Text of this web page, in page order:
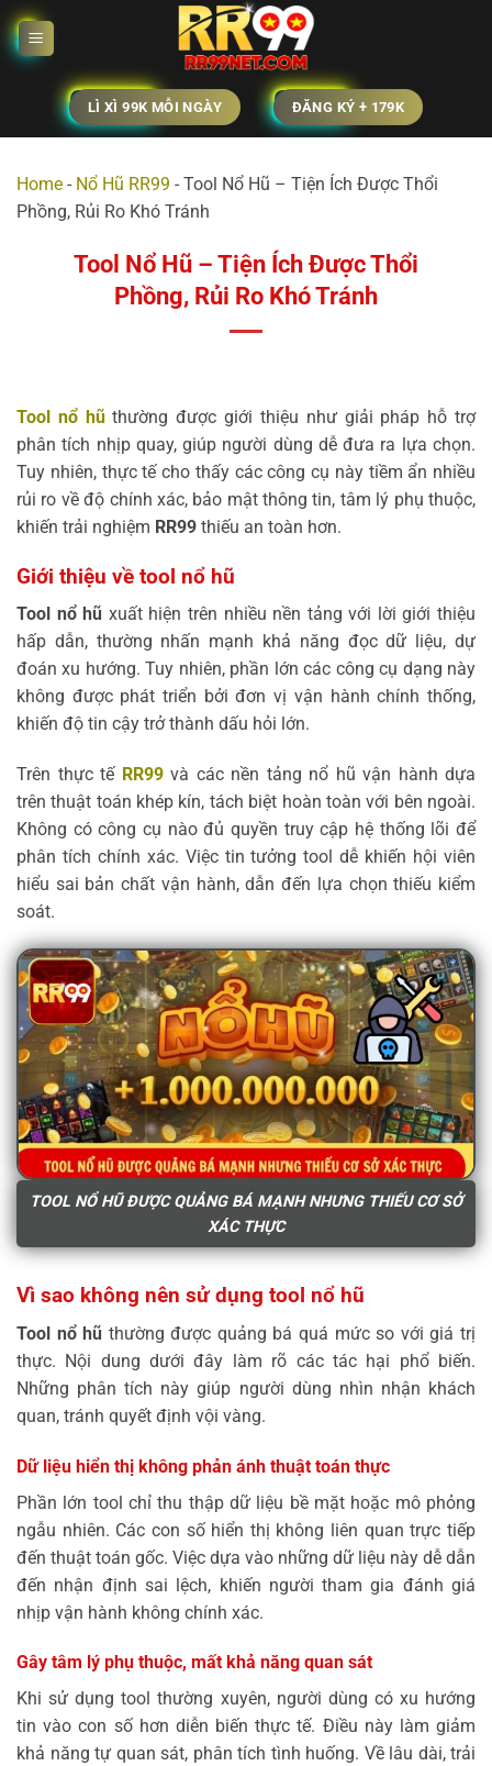
Bỏ
qua
nội
LÌ XÌ 99K MỖI NGÀY ĐĂNG KÝ + 179K
Home - Nổ Hũ RR99 - Tool Nổ Hũ – Tiện Ích Được Thổi
Phồng, Rủi Ro Khó Tránh
Tool Nổ Hũ – Tiện Ích Được Thổi
Phồng, Rủi Ro Khó Tránh
Tool nổ hũthường được giới thiệu như giải pháp hỗ trợ
phân tích nhịp quay, giúp người dùng dễ đưa ra lựa chọn.
Tuy nhiên, thực tế cho thấy các công cụ này tiềm ẩn nhiều
rủi ro về độ chính xác, bảo mật thông tin, tâm lý phụ thuộc,
khiến trải nghiệm RR99 thiếu an toàn hơn.
Giới thiệu về tool nổ hũ
Tool nổ hũ xuất hiện trên nhiều nền tảng với lời giới thiệu
hấp dẫn, thường nhấn mạnh khả năng đọc dữ liệu, dự
đoán xu hướng. Tuy nhiên, phần lớn các công cụ dạng này
không được phát triển bởi đơn vị vận hành chính thống,
khiến độ tin cậy trở thành dấu hỏi lớn.
Trên thực tế RR99 và các nền tảng nổ hũ vận hành dựa
trên thuật toán khép kín, tách biệt hoàn toàn với bên ngoài.
Không có công cụ nào đủ quyền truy cập hệ thống lõi để
phân tích chính xác. Việc tin tưởng tool dễ khiến hội viên
hiểu sai bản chất vận hành, dẫn đến lựa chọn thiếu kiểm
soát.
TOOL NỔ HŨ ĐƯỢC QUẢNG BÁ MẠNH NHƯNG THIẾU CƠ SỞ
XÁC THỰC
Vì sao không nên sử dụng tool nổ hũ
Tool nổ hũ thường được quảng bá quá mức so với giá trị
thực. Nội dung dưới đây làm rõ các tác hại phổ biến.
Những phân tích này giúp người dùng nhìn nhận khách
quan, tránh quyết định vội vàng.
Dữ liệu hiển thị không phản ánh thuật toán thực
Phần lớn tool chỉ thu thập dữ liệu bề mặt hoặc mô phỏng
ngẫu nhiên. Các con số hiển thị không liên quan trực tiếp
đến thuật toán gốc. Việc dựa vào những dữ liệu này dễ dẫn
đến nhận định sai lệch, khiến người tham gia đánh giá
nhịp vận hành không chính xác.
Gây tâm lý phụ thuộc, mất khả năng quan sát
Khi sử dụng tool thường xuyên, người dùng có xu hướng
tin vào con số hơn diễn biến thực tế. Điều này làm giảm
khả năng tự quan sát, phân tích tình huống. Về lâu dài, trải